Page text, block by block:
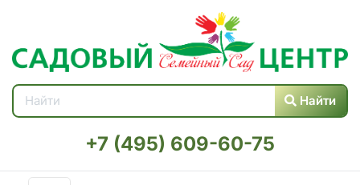
Найти
+7 (495) 609-60-75